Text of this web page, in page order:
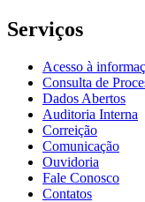
Serviços
Acesso à
Consulta de
Dados Abertos
Auditoria Interna
Correição
Comunicação
Ouvidoria
Fale Conosco
Contatos